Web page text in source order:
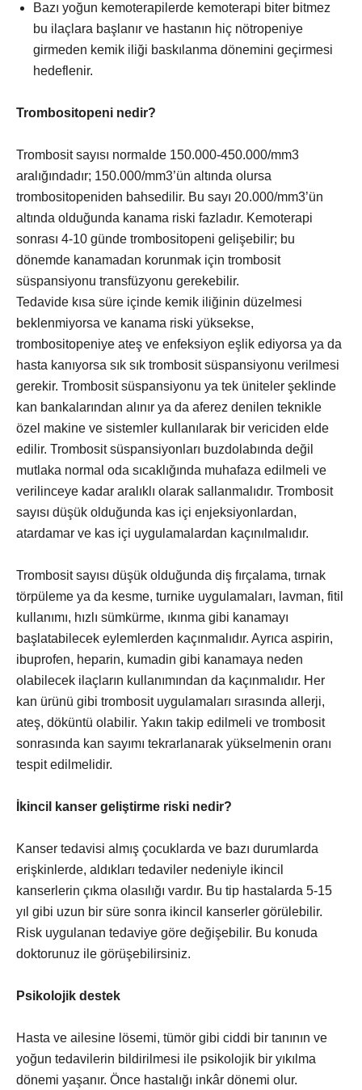
Bazı yoğun kemoterapilerde kemoterapi biter bitmez
bu ilaçlara başlanır ve hastanın hiç nötropeniye
girmeden kemik iliği baskılanma dönemini geçirmesi
hedeflenir.
Trombositopeni nedir?
Trombosit sayısı normalde 150.000-450.000/mm3
aralığındadır; 150.000/mm3’ün altında olursa
trombositopeniden bahsedilir. Bu sayı 20.000/mm3’ün
altında olduğunda kanama riski fazladır. Kemoterapi
sonrası 4-10 günde trombositopeni gelişebilir; bu
dönemde kanamadan korunmak için trombosit
süspansiyonu transfüzyonu gerekebilir.
Tedavide kısa süre içinde kemik iliğinin düzelmesi
beklenmiyorsa ve kanama riski yüksekse,
trombositopeniye ateş ve enfeksiyon eşlik ediyorsa ya da
hasta kanıyorsa sık sık trombosit süspansiyonu verilmesi
gerekir. Trombosit süspansiyonu ya tek üniteler şeklinde
kan bankalarından alınır ya da aferez denilen teknikle
özel makine ve sistemler kullanılarak bir vericiden elde
edilir. Trombosit süspansiyonları buzdolabında değil
mutlaka normal oda sıcaklığında muhafaza edilmeli ve
verilinceye kadar aralıklı olarak sallanmalıdır. Trombosit
sayısı düşük olduğunda kas içi enjeksiyonlardan,
atardamar ve kas içi uygulamalardan kaçınılmalıdır.
Trombosit sayısı düşük olduğunda diş fırçalama, tırnak
törpüleme ya da kesme, turnike uygulamaları, lavman, fitil
kullanımı, hızlı sümkürme, ıkınma gibi kanamayı
başlatabilecek eylemlerden kaçınmalıdır. Ayrıca aspirin,
ibuprofen, heparin, kumadin gibi kanamaya neden
olabilecek ilaçların kullanımından da kaçınmalıdır. Her
kan ürünü gibi trombosit uygulamaları sırasında allerji,
ateş, döküntü olabilir. Yakın takip edilmeli ve trombosit
sonrasında kan sayımı tekrarlanarak yükselmenin oranı
tespit edilmelidir.
İkincil kanser geliştirme riski nedir?
Kanser tedavisi almış çocuklarda ve bazı durumlarda
erişkinlerde, aldıkları tedaviler nedeniyle ikincil
kanserlerin çıkma olasılığı vardır. Bu tip hastalarda 5-15
yıl gibi uzun bir süre sonra ikincil kanserler görülebilir.
Risk uygulanan tedaviye göre değişebilir. Bu konuda
doktorunuz ile görüşebilirsiniz.
Psikolojik destek
Hasta ve ailesine lösemi, tümör gibi ciddi bir tanının ve
yoğun tedavilerin bildirilmesi ile psikolojik bir yıkılma
dönemi yaşanır. Önce hastalığı inkâr dönemi olur.